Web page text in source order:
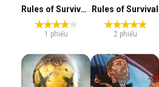
Rules of Survival PC
1 phiếu
Rules of Survival
2 phiếu